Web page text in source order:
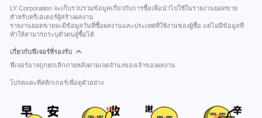
LY Corporation จะเก็บรวบรวมข้อมูลเกี่ยวกับการซื้อเพื่อนำไปใช้ในรายงานยอดขาย
สำหรับครีเอเตอร์ผู้สร้างผลงาน
รายงานยอดขายจะมีข้อมูลวันที่ซื้อผลงานและประเทศที่ใช้งานของผู้ซื้อ แต่ไม่มีข้อมูลที่
ทำให้สามารถระบุตัวตนผู้ซื้อได้
เกี่ยวกับฟีเจอร์ที่รองรับ
ฟีเจอร์อาจถูกยกเลิกภายหลังตามเจตจำนงของเจ้าของผลงาน
โปรดแตะที่สติกเกอร์เพื่อดูตัวอย่าง